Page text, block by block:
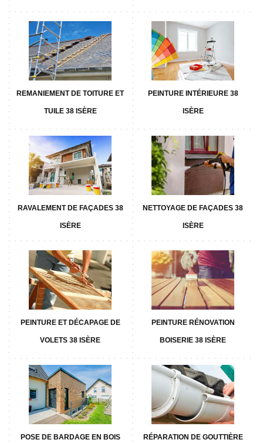
REMANIEMENT DE TOITURE ET
TUILE 38 ISÈRE
PEINTURE INTÉRIEURE 38
ISÈRE
RAVALEMENT DE FAÇADES 38
ISÈRE
NETTOYAGE DE FAÇADES 38
ISÈRE
PEINTURE ET DÉCAPAGE DE
VOLETS 38 ISÈRE
PEINTURE RÉNOVATION
BOISERIE 38 ISÈRE
POSE DE BARDAGE EN BOIS RÉPARATION DE GOUTTIÈRE